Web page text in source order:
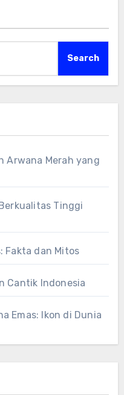
Search
Arwana Merah yang
Tinggi
Fakta dan Mitos
Cantik Indonesia
Emas: Ikon di Dunia